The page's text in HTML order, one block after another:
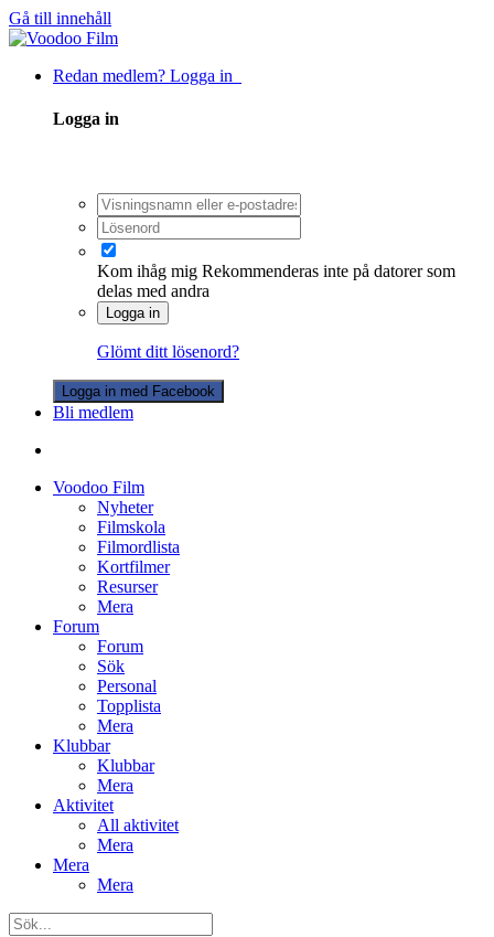
Gå till innehåll
Redan medlem? Logga in
Logga in
Kom ihåg mig Rekommenderas inte på datorer som
delas med andra
Logga in
Glömt ditt lösenord?
Logga in med Facebook
Bli medlem
Voodoo Film
Nyheter
Filmskola
Filmordlista
Kortfilmer
Resurser
Mera
Forum
Forum
Sök
Personal
Topplista
Mera
Klubbar
Klubbar
Mera
Aktivitet
All aktivitet
Mera
Mera
Mera